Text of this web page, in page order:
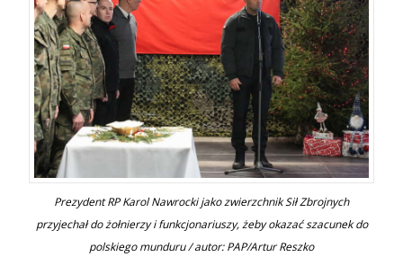
Prezydent RP Karol Nawrocki jako zwierzchnik Sił Zbrojnych
przyjechał do żołnierzy i funkcjonariuszy, żeby okazać szacunek do
polskiego munduru / autor: PAP/Artur Reszko